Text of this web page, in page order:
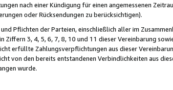
nach einer Kündigung für einen angemessenen
oder Rücksendungen zu berücksichtigen).
Pflichten der Parteien, einschließlich aller im
Ziffern 3, 4, 5, 6, 7, 8, 10 und 11 dieser Vereinbarung
erfüllte Zahlungsverpflichtungen aus dieser
von den bereits entstandenen Verbindlichkeiten aus
wurde.